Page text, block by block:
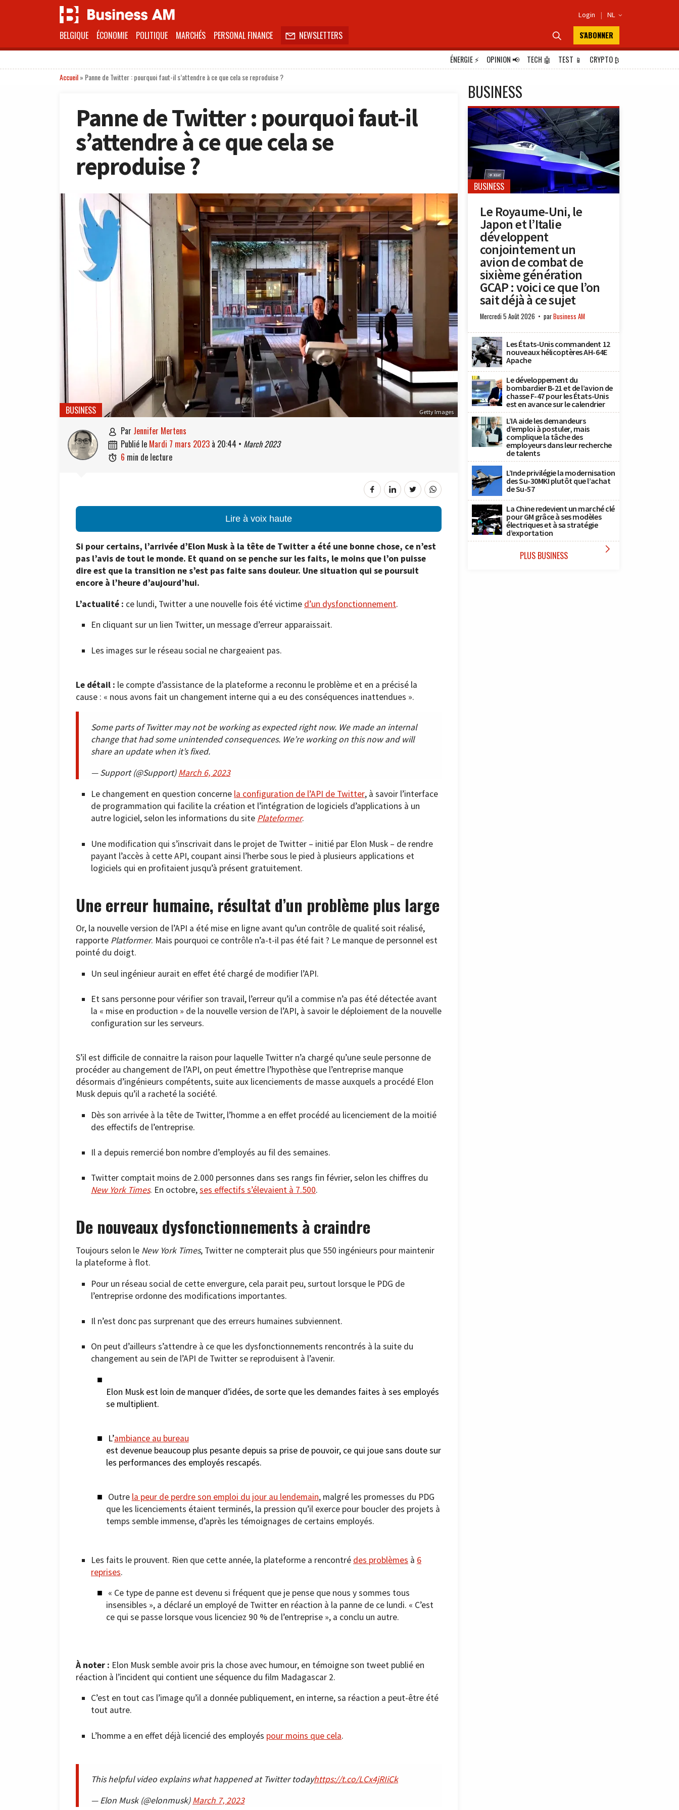
Login | NL 
BELGIQUE ÉCONOMIE POLITIQUE MARCHÉS PERSONAL FINANCE  NEWSLETTERS  S'ABONNER
ÉNERGIE⚡ OPINION📢 TECH 🤖 TEST 📱 CRYPTO₿
Accueil» Panne de Twitter : pourquoi faut-il s’attendre à ce que cela se reproduise ?
Panne de Twitter : pourquoi faut-il
s’attendre à ce que cela se
reproduise ?
Getty Images
BUSINESS
 par Jennifer Mertens
 publié le mardi 7 mars 2023 à 20:44 • March 2023
 6 min de lecture
Lire à voix haute
Si pour certains, l’arrivée d’Elon Musk à la tête de Twitter a été une bonne chose, ce n’est
pas l’avis de tout le monde. Et quand on se penche sur les faits, le moins que l’on puisse
dire est que la transition ne s’est pas faite sans douleur. Une situation qui se poursuit
encore à l’heure d’aujourd’hui.
L’actualité : ce lundi, Twitter a une nouvelle fois été victime d’un dysfonctionnement.
En cliquant sur un lien Twitter, un message d’erreur apparaissait.
Les images sur le réseau social ne chargeaient pas.
Le détail : le compte d’assistance de la plateforme a reconnu le problème et en a précisé la
cause : « nous avons fait un changement interne qui a eu des conséquences inattendues ».
Some parts of Twitter may not be working as expected right now. We made an internal
change that had some unintended consequences. We’re working on this now and will
share an update when it’s fixed.
— Support (@Support)March 6, 2023
Le changement en question concerne la configuration de l’API de Twitter, à savoir l’interface
de programmation qui facilite la création et l’intégration de logiciels d’applications à un
autre logiciel, selon les informations du site Plateformer.
Une modification qui s’inscrivait dans le projet de Twitter – initié par Elon Musk – de rendre
payant l’accès à cette API, coupant ainsi l’herbe sous le pied à plusieurs applications et
logiciels qui en profitaient jusqu’à présent gratuitement.
Une erreur humaine, résultat d’un problème plus large
Or, la nouvelle version de l’API a été mise en ligne avant qu’un contrôle de qualité soit réalisé,
rapporte Platformer. Mais pourquoi ce contrôle n’a-t-il pas été fait ? Le manque de personnel est
pointé du doigt.
Un seul ingénieur aurait en effet été chargé de modifier l’API.
Et sans personne pour vérifier son travail, l’erreur qu’il a commise n’a pas été détectée avant
la « mise en production » de la nouvelle version de l’API, à savoir le déploiement de la nouvelle
configuration sur les serveurs.
S’il est difficile de connaitre la raison pour laquelle Twitter n’a chargé qu’une seule personne de
procéder au changement de l’API, on peut émettre l’hypothèse que l’entreprise manque
désormais d’ingénieurs compétents, suite aux licenciements de masse auxquels a procédé Elon
Musk depuis qu’il a racheté la société.
Dès son arrivée à la tête de Twitter, l’homme a en effet procédé au licenciement de la moitié
des effectifs de l’entreprise.
Il a depuis remercié bon nombre d’employés au fil des semaines.
Twitter comptait moins de 2.000 personnes dans ses rangs fin février, selon les chiffres du
New York Times. En octobre,ses effectifs s’élevaient à 7.500.
De nouveaux dysfonctionnements à craindre
Toujours selon le New York Times, Twitter ne compterait plus que 550 ingénieurs pour maintenir
la plateforme à flot.
Pour un réseau social de cette envergure, cela parait peu, surtout lorsque le PDG de
l’entreprise ordonne des modifications importantes.
Il n’est donc pas surprenant que des erreurs humaines subviennent.
On peut d’ailleurs s’attendre à ce que les dysfonctionnements rencontrés à la suite du
changement au sein de l’API de Twitter se reproduisent à l’avenir.
Elon Musk est loin de manquer d’idées, de sorte que les demandes faites à ses employés
se multiplient.
L’ambiance au bureau
est devenue beaucoup plus pesante depuis sa prise de pouvoir, ce qui joue sans doute sur
les performances des employés rescapés.
Outre la peur de perdre son emploi du jour au lendemain, malgré les promesses du PDG
que les licenciements étaient terminés, la pression qu’il exerce pour boucler des projets à
temps semble immense, d’après les témoignages de certains employés.
Les faits le prouvent. Rien que cette année, la plateforme a rencontré des problèmes à 6
reprises.
« Ce type de panne est devenu si fréquent que je pense que nous y sommes tous
insensibles », a déclaré un employé de Twitter en réaction à la panne de ce lundi. « C’est
ce qui se passe lorsque vous licenciez 90 % de l’entreprise », a conclu un autre.
À noter : Elon Musk semble avoir pris la chose avec humour, en témoigne son tweet publié en
réaction à l’incident qui contient une séquence du film Madagascar 2.
C’est en tout cas l’image qu’il a donnée publiquement, en interne, sa réaction a peut-être été
tout autre.
L’homme a en effet déjà licencié des employés pour moins que cela.
This helpful video explains what happened at Twitter todayhttps://t.co/LCx4jRIiCk
— Elon Musk (@elonmusk)March 7, 2023
BUSINESS
BUSINESS
Le Royaume-Uni, le
Japon et l’Italie
développent
conjointement un
avion de combat de
sixième génération
GCAP : voici ce que l’on
sait déjà à ce sujet
Mercredi 5 Août 2026 parBusiness AM
Les États-Unis commandent 12
nouveaux hélicoptères AH-64E
Apache
Le développement du
bombardier B-21 et de l’avion de
chasse F-47 pour les États-Unis
est en avance sur le calendrier
L’IA aide les demandeurs
d’emploi à postuler, mais
complique la tâche des
employeurs dans leur recherche
de talents
L’Inde privilégie la modernisation
des Su-30MKI plutôt que l’achat
de Su-57
La Chine redevient un marché clé
pour GM grâce à ses modèles
électriques et à sa stratégie
d’exportation
PLUS BUSINESS 